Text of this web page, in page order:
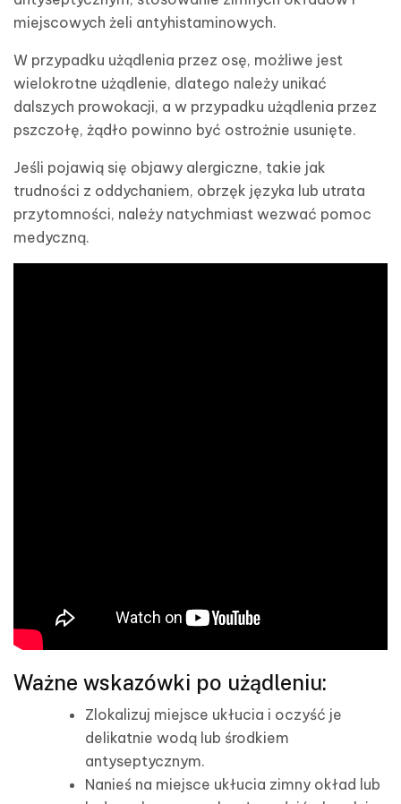
miejscowych żeli antyhistaminowych.
W przypadku użądlenia przez osę, możliwe jest
wielokrotne użądlenie, dlatego należy unikać
dalszych prowokacji, a w przypadku użądlenia przez
pszczołę, żądło powinno być ostrożnie usunięte.
Jeśli pojawią się objawy alergiczne, takie jak
trudności z oddychaniem, obrzęk języka lub utrata
przytomności, należy natychmiast wezwać pomoc
medyczną.
Ważne wskazówki po użądleniu:
Zlokalizuj miejsce ukłucia i oczyść je
delikatnie wodą lub środkiem
antyseptycznym.
Nanieś na miejsce ukłucia zimny okład lub